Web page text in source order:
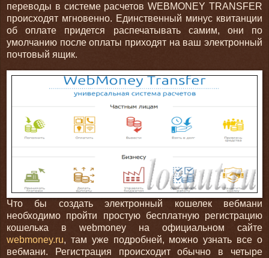
переводы в системе расчетов WEBMONEY TRANSFER
происходят мгновенно. Единственный минус квитанции
об оплате придется распечатывать самим, они по
умолчанию после оплаты приходят на ваш электронный
почтовый ящик.
Что бы создать электронный кошелек вебмани
необходимо пройти простую бесплатную регистрацию
кошелька в webmoney на официальном сайте
webmoney.ru, там уже подробней, можно узнать все о
вебмани. Регистрация происходит обычно в четыре